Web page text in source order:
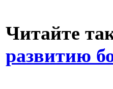
Читайте
развитию